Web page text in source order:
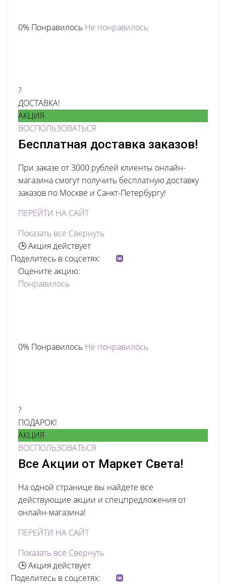
0% Понравилось Не понравилось
?
ДОСТАВКА!
АКЦИЯ
ВОСПОЛЬЗОВАТЬСЯ
Бесплатная доставка заказов!
При заказе от 3000 рублей клиенты онлайн-
магазина смогут получить бесплатную доставку
заказов по Москве и Санкт-Петербургу!
ПЕРЕЙТИ НА САЙТ
Показать все Свернуть
🕒 Акция действует
Поделитесь в соцсетях:
Оцените акцию:
Понравилось
0% Понравилось Не понравилось
?
ПОДАРОК!
АКЦИЯ
ВОСПОЛЬЗОВАТЬСЯ
Все Акции от Маркет Света!
На одной странице вы найдете все
действующие акции и спецпредложения от
онлайн-магазина!
ПЕРЕЙТИ НА САЙТ
Показать все Свернуть
🕒 Акция действует
Поделитесь в соцсетях: